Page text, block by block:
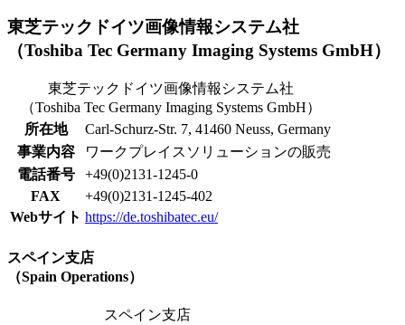
東芝テックドイツ画像情報システム社
（Toshiba Tec Germany Imaging Systems GmbH）
東芝テックドイツ画像情報システム社
（Toshiba Tec Germany Imaging Systems GmbH）
所在地
Carl-Schurz-Str. 7, 41460 Neuss, Germany
事業内容
ワークプレイスソリューションの販売
電話番号
+49(0)2131-1245-0
FAX
+49(0)2131-1245-402
Webサイト https://de.toshibatec.eu/
スペイン支店
（Spain Operations）
スペイン支店